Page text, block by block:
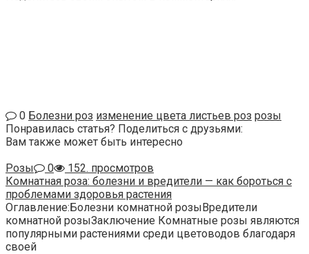
0 Болезни роз изменение цвета листьев роз розы
Понравилась статья? Поделиться с друзьями:
Вам также может быть интересно
Розы
0
152. просмотров
Комнатная роза: болезни и вредители — как бороться с
проблемами здоровья растения
Оглавление:Болезни комнатной розыВредители
комнатной розыЗаключение Комнатные розы являются
популярными растениями среди цветоводов благодаря
своей